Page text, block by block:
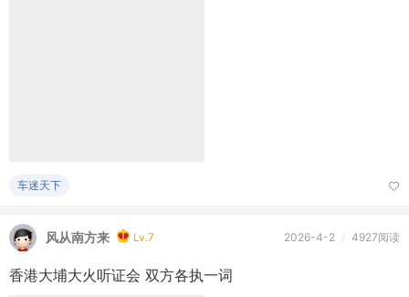
车迷天下
风从南方来 Lv.7 2026-4-2 / 4927阅读
香港大埔大火听证会 双方各执一词